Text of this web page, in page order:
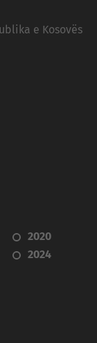
e Kosovës
2020
2024